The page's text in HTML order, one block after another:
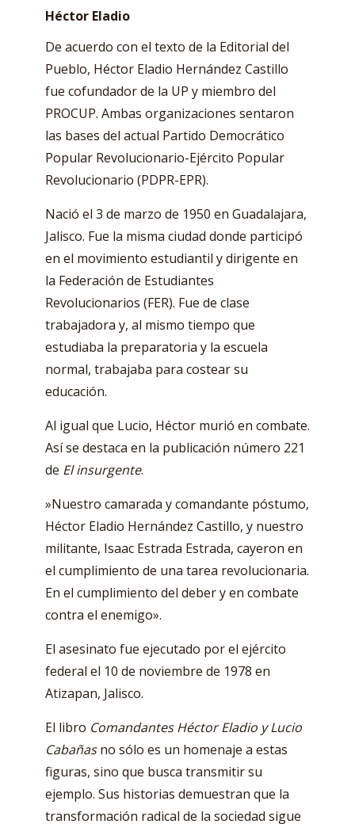
Héctor Eladio
De acuerdo con el texto de la Editorial del
Pueblo, Héctor Eladio Hernández Castillo
fue cofundador de la UP y miembro del
PROCUP. Ambas organizaciones sentaron
las bases del actual Partido Democrático
Popular Revolucionario-Ejército Popular
Revolucionario (PDPR-EPR).
Nació el 3 de marzo de 1950 en Guadalajara,
Jalisco. Fue la misma ciudad donde participó
en el movimiento estudiantil y dirigente en
la Federación de Estudiantes
Revolucionarios (FER). Fue de clase
trabajadora y, al mismo tiempo que
estudiaba la preparatoria y la escuela
normal, trabajaba para costear su
educación.
Al igual que Lucio, Héctor murió en combate.
Así se destaca en la publicación número 221
de El insurgente.
»Nuestro camarada y comandante póstumo,
Héctor Eladio Hernández Castillo, y nuestro
militante, Isaac Estrada Estrada, cayeron en
el cumplimiento de una tarea revolucionaria.
En el cumplimiento del deber y en combate
contra el enemigo».
El asesinato fue ejecutado por el ejército
federal el 10 de noviembre de 1978 en
Atizapan, Jalisco.
El libro Comandantes Héctor Eladio y Lucio
Cabañasno sólo es un homenaje a estas
figuras, sino que busca transmitir su
ejemplo. Sus historias demuestran que la
transformación radical de la sociedad sigue